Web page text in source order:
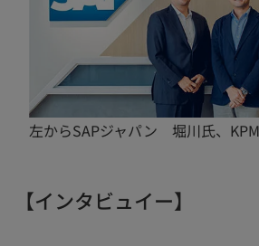
左からSAPジャパン 堀川氏、
【インタビュイー】